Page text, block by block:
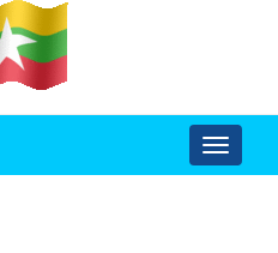
Toggle